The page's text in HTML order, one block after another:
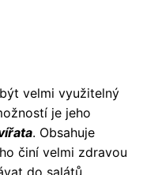
velmi využitelný
je jeho
. Obsahuje
činí velmi zdravou
do salátů,